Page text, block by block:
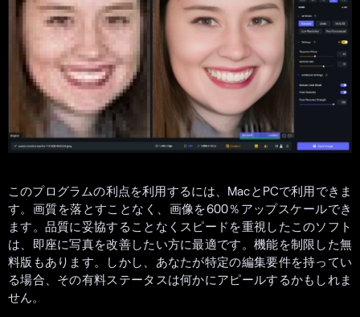
このプログラムの利点を利用するには、MacとPCで利用できま
す。画質を落とすことなく、画像を600％アップスケールでき
ます。品質に妥協することなくスピードを重視したこのソフト
は、即座に写真を改善したい方に最適です。機能を制限した無
料版もあります。しかし、あなたが特定の編集要件を持ってい
る場合、その有料ステータスは何かにアピールするかもしれま
せん。